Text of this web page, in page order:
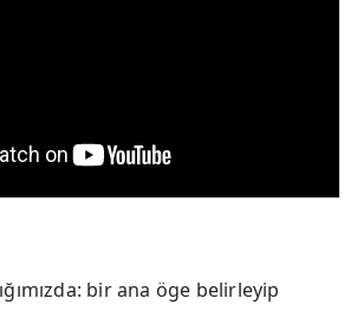
bir ana öge belirleyip